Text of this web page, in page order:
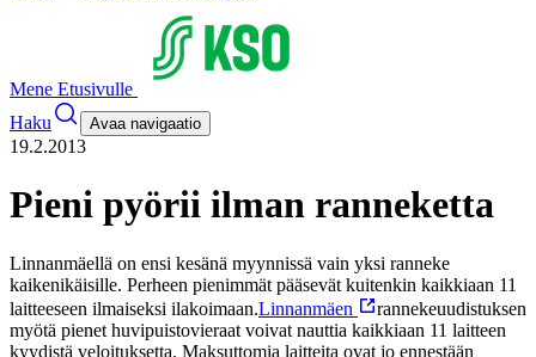
Mene Etusivulle
Haku
Avaa navigaatio
19.2.2013
Pieni pyörii ilman ranneketta
Linnanmäellä on ensi kesänä myynnissä vain yksi ranneke
kaikenikäisille. Perheen pienimmät pääsevät kuitenkin kaikkiaan 11
laitteeseen ilmaiseksi ilakoimaan.Linnanmäen
rannekeuudistuksen
myötä pienet huvipuistovieraat voivat nauttia kaikkiaan 11 laitteen
kyydistä veloituksetta. Maksuttomia laitteita ovat jo ennestään